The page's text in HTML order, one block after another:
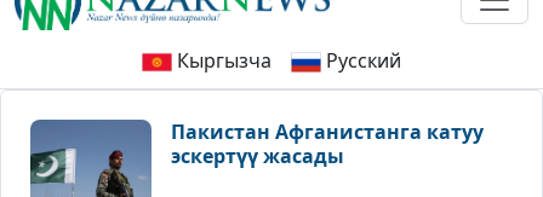
Кыргызча Русский
Пакистан Афганистанга катуу
эскертүү жасады